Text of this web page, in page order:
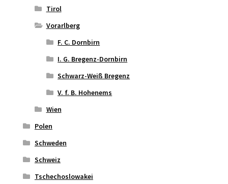
Tirol
Vorarlberg
F. C. Dornbirn
I. G. Bregenz-Dornbirn
Schwarz-Weiß Bregenz
V. f. B. Hohenems
Wien
Polen
Schweden
Schweiz
Tschechoslowakei